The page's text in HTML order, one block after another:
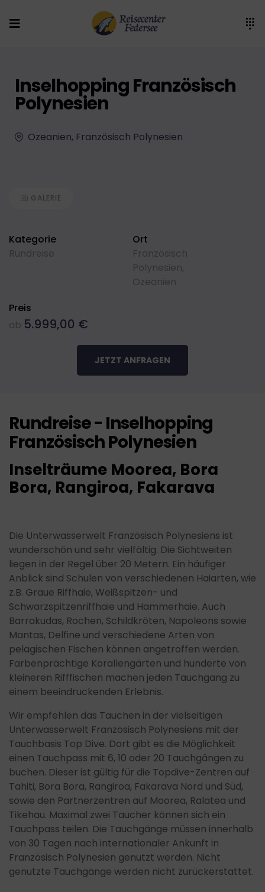
Inselhopping Französisch
Polynesien
Ozeanien, Französisch Polynesien
GALERIE
Kategorie
Rundreise
Ort
Französisch
Polynesien,
Ozeanien
Preis
ab 5.999,00 €
JETZT ANFRAGEN
Rundreise - Inselhopping
Französisch Polynesien
Inselträume Moorea, Bora
Bora, Rangiroa, Fakarava
Die Unterwasserwelt Französisch Polynesiens ist
wunderschön und sehr vielfältig. Die Sichtweiten
liegen in der Regel über 20 Metern. Ein häufiger
Anblick sind Schulen von verschiedenen Haiarten, wie
z.B. Graue Riffhaie, Weißspitzen- und
Schwarzspitzenriffhaie und Hammerhaie. Auch
Barrakudas, Rochen, Schildkröten, Napoleons sowie
Mantas, Delfine und verschiedene Arten von
pelagischen Fischen können angetroffen werden.
Farbenprächtige Korallengärten und hunderte von
kleineren Rifffischen machen jeden Tauchgang zu
einem beeindruckenden Erlebnis.
Wir empfehlen das Tauchen in der vielseitigen
Unterwasserwelt Französisch Polynesiens mit der
Tauchbasis Top Dive. Dort gibt es die Möglichkeit
einen Tauchpass mit 6, 10 oder 20 Tauchgängen zu
buchen. Dieser ist gültig für die Topdive-Zentren auf
Tahiti, Bora Bora, Rangiroa, Fakarava Nord und Süd,
sowie den Partnerzentren auf Moorea, Ralatea und
Tikehau. Maximal zwei Taucher können sich ein
Tauchpass teilen. Die Tauchgänge müssen innerhalb
von 30 Tagen nach internationaler Ankunft in
Französisch Polynesien genutzt werden. Nicht
genutzte Tauchgänge werden nicht zurückerstattet.